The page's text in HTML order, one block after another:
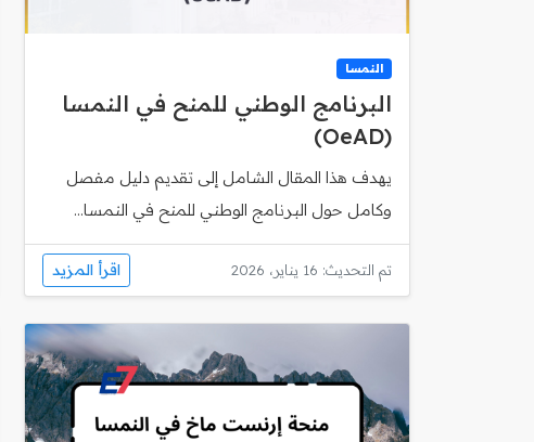
النمسا
البرنامج الوطني للمنح في النمسا
(OeAD)
يهدف هذا المقال الشامل إلى تقديم دليل مفصل
وكامل حول البرنامج الوطني للمنح في النمسا...
تم التحديث: 16 يناير، 2026 اقرأ المزيد